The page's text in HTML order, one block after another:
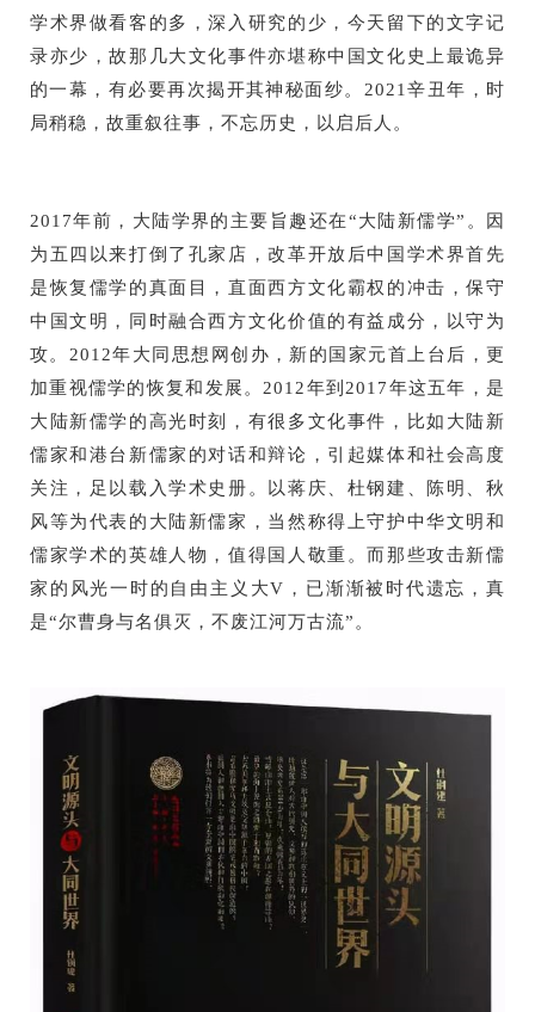
学术界做看客的多，深入研究的少，今天留下的文字记
录亦少，故那几大文化事件亦堪称中国文化史上最诡异
的一幕，有必要再次揭开其神秘面纱。2021辛丑年，时
局稍稳，故重叙往事，不忘历史，以启后人。
2017年前，大陆学界的主要旨趣还在“大陆新儒学”。因
为五四以来打倒了孔家店，改革开放后中国学术界首先
是恢复儒学的真面目，直面西方文化霸权的冲击，保守
中国文明，同时融合西方文化价值的有益成分，以守为
攻。2012年大同思想网创办，新的国家元首上台后，更
加重视儒学的恢复和发展。2012年到2017年这五年，是
大陆新儒学的高光时刻，有很多文化事件，比如大陆新
儒家和港台新儒家的对话和辩论，引起媒体和社会高度
关注，足以载入学术史册。以蒋庆、杜钢建、陈明、秋
风等为代表的大陆新儒家，当然称得上守护中华文明和
儒家学术的英雄人物，值得国人敬重。而那些攻击新儒
家的风光一时的自由主义大V，已渐渐被时代遗忘，真
是“尔曹身与名俱灭，不废江河万古流”。